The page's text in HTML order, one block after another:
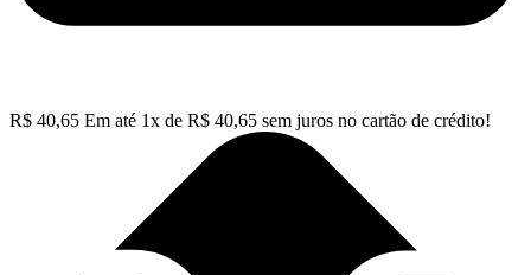
R$ 40,65 Em até 1x de R$ 40,65 sem juros no cartão de crédito!